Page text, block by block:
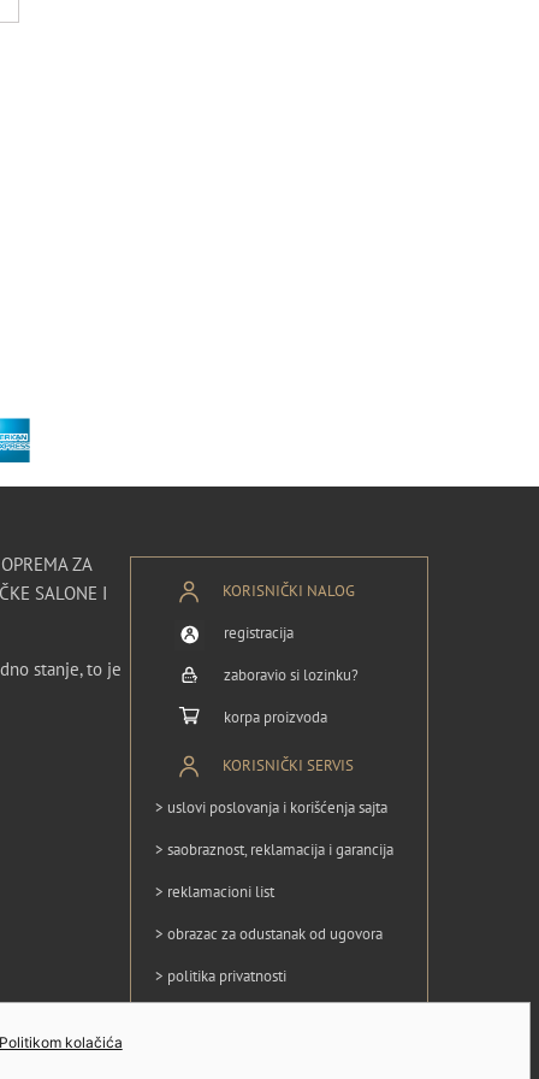
Politikom kolačića
ZA
SALONE I
stanje, to je
KORISNIČKI NALOG
registracija
zaboravio si lozinku?
korpa proizvoda
KORISNIČKI SERVIS
> uslovi poslovanja i korišćenja sajta
> saobraznost, reklamacija i garancija
> reklamacioni list
> obrazac za odustanak od ugovora
> politika privatnosti